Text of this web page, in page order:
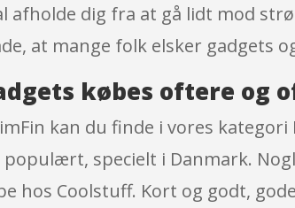
afholde dig fra at gå lidt mod
at mange folk elsker gadgets
købes oftere og
kan du finde i vores
specielt i Danmark.
hos Coolstuff. Kort og godt,